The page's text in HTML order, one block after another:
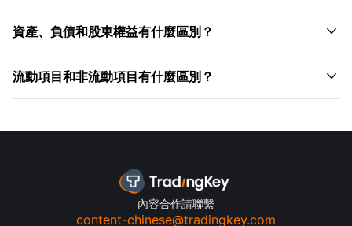
資產、負債和股東權益有什麼區別？ 
流動項目和非流動項目有什麼區別？ 
內容合作請聯繫
content-chinese@tradingkey.com